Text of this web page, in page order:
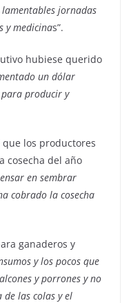
lamentables jornadas
y medicinas”.
hubiese querido
un dólar
producir y
los productores
cosecha del año
en sembrar
cobrado la cosecha
ganaderos y
y los pocos que
y porrones y no
las colas y el